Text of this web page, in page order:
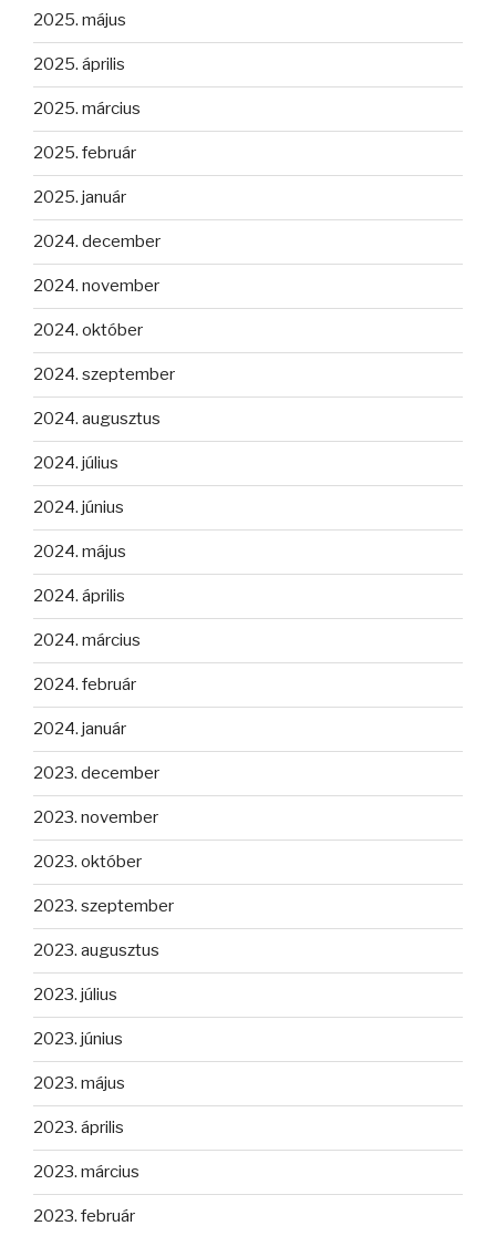
2025. május
2025. április
2025. március
2025. február
2025. január
2024. december
2024. november
2024. október
2024. szeptember
2024. augusztus
2024. július
2024. június
2024. május
2024. április
2024. március
2024. február
2024. január
2023. december
2023. november
2023. október
2023. szeptember
2023. augusztus
2023. július
2023. június
2023. május
2023. április
2023. március
2023. február